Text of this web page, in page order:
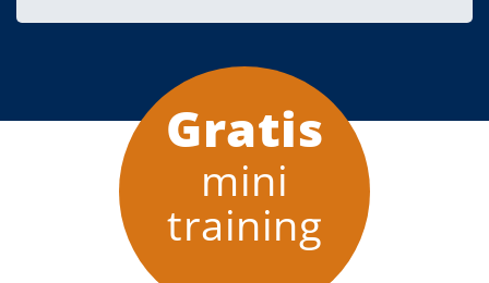
Gratis
mini
training